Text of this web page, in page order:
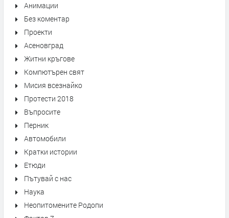
Анимации
Без коментар
Проекти
Асеновград
Житни кръгове
Компютърен свят
Мисия всезнайко
Протести 2018
Въпросите
Перник
Автомобили
Кратки истории
Етюди
Пътувай с нас
Наука
Неопитомените Родопи